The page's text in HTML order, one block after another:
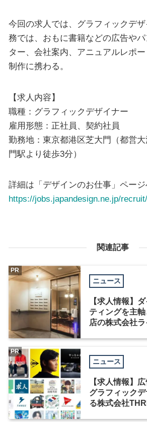
今回の求人では、グラフィックデ
務では、おもに書籍などの広告や
ター、会社案内、アニュアルレポ
制作に携わる。
【求人内容】
職種：グラフィックデザイナー
雇用形態：正社員、契約社員
勤務地：東京都港区芝大門（都営
門駅より徒歩3分）
詳細は「デザインのお仕事」ペー
https://jobs.japandesign.ne.jp/
関連記事
ニュース
【求人情報】
ティングを主
店の株式会社
PR
ニュース
【求人情報】
グラフィック
る株式会社
PR